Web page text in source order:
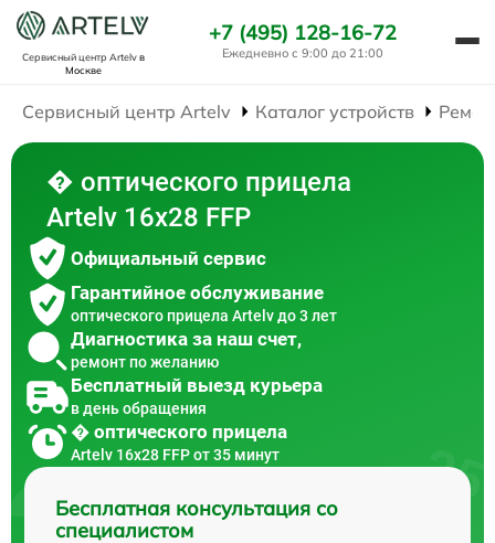
Сервисный центр Artelvв
Москве
+7 (495) 128-16-72
Ежедневно с 9:00 до 21:00
Сервисный центр Artelv Каталог устройств
� оптического прицела
Artelv 16x28 FFP
Официальный сервис
Гарантийное обслуживание
оптического прицела Artelv до 3 лет
Диагностика за наш счет,
ремонт по желанию
Бесплатный выезд курьера
в день обращения
� оптического прицела
Artelv 16x28 FFP от 35 минут
Бесплатная консультация со
специалистом